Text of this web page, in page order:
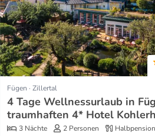
Fügen · Zillertal
4 Tage Wellnessurlaub in
traumhaften 4* Hotel
3 Nächte 2 Personen